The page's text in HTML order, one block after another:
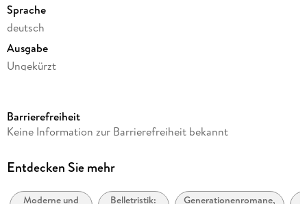
Sprache
deutsch
Ausgabe
Ungekürzt
Laufzeit
Reihe
Barrierefreiheit
Keine Information zur Barrierefreiheit bekannt
Entdecken Sie mehr
Moderne und
Belletristik:
Generationenromane,